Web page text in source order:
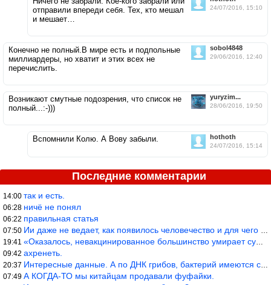
24/07/2016, 15:10
отправили впереди себя. Тех, кто мешал
и мешает…
sobol4848
29/06/2016, 12:40
Конечно не полный.В мире есть и подпольные
миллиардеры, но хватит и этих всех не
перечислить.
yuryzim...
28/06/2016, 19:50
Возникают смутные подозрения, что список не
полный...:-)))
hothoth
24/07/2016, 15:14
Вспомнили Колю. А Вову забыли.
Последние комментарии
14:00 так и есть.
06:28 ничё не понял
06:22 правильная статья
07:50 Ии даже не ведает, как появилось человечество и для чего оно сущ
19:41 «Оказалось, невакцинированное большинство умирает существенно ча
09:42 ахренеть.
20:37 Интересные данные. А по ДНК грибов, бактерий имеются сведения из
07:49 А КОГДА-ТО мы китайцам продавали фуфайки.